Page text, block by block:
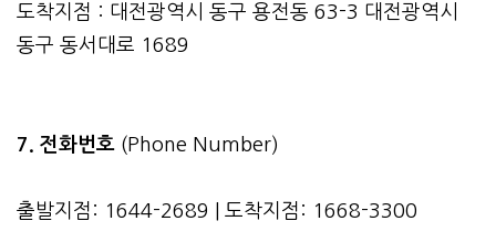
도착지점 : 대전광역시 동구 용전동 63-3 대전광역시
동구 동서대로 1689
7. 전화번호 (Phone Number)
출발지점: 1644-2689 | 도착지점: 1668-3300